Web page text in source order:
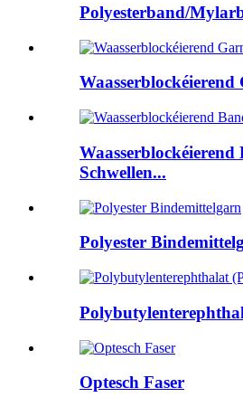
Polyesterband/
Waasserblockéierend
Waasserblockéierend
Schwellen...
Polyester
Optesch Faser